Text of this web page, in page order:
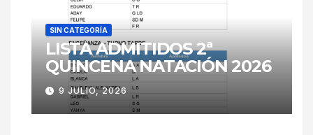
SIN CATEGORÍA
LISTA ADMITIDOS 2ª
QUINCENA NATACIÓN 2026
9 JULIO, 2026